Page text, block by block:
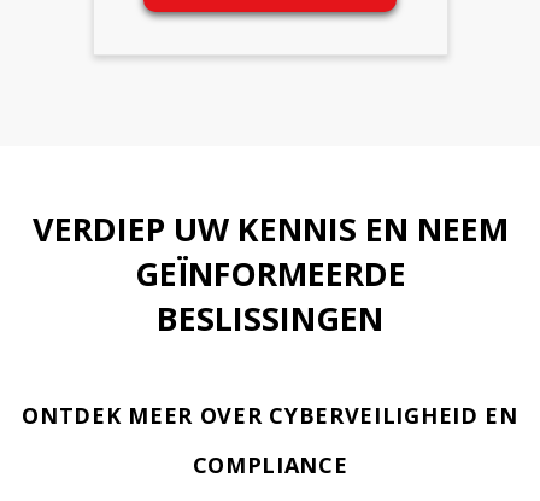
VERDIEP UW KENNIS EN NEEM
GEÏNFORMEERDE
BESLISSINGEN
ONTDEK MEER OVER CYBERVEILIGHEID EN
COMPLIANCE